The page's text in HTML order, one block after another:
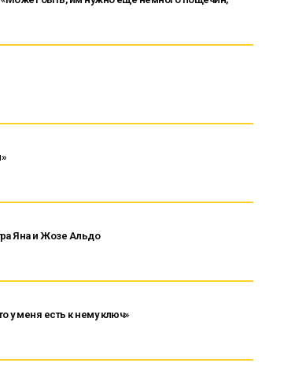
Яна и Жозе Альдо
у меня есть к нему ключ»